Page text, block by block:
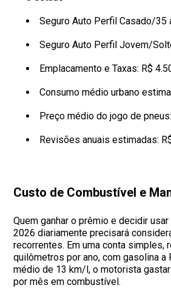
Seguro Auto Perfil Casado/35
Seguro Auto Perfil Jovem/
Emplacamento e Taxas: R$
Consumo médio urbano
Preço médio do jogo de
Revisões anuais estimadas:
Custo de Combustível e
Quem ganhar o prêmio e decidir
2026 diariamente precisará
recorrentes. Em uma conta simples,
quilômetros por ano, com gasolina a
médio de 13 km/l, o motorista
por mês em combustível.